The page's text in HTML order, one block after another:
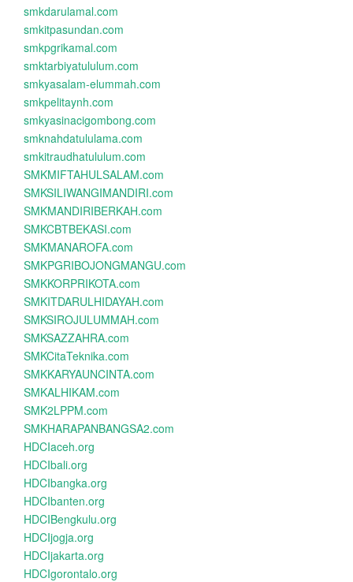
smkdarulamal.com
smkitpasundan.com
smkpgrikamal.com
smktarbiyatululum.com
smkyasalam-elummah.com
smkpelitaynh.com
smkyasinacigombong.com
smknahdatululama.com
smkitraudhatululum.com
SMKMIFTAHULSALAM.com
SMKSILIWANGIMANDIRI.com
SMKMANDIRIBERKAH.com
SMKCBTBEKASI.com
SMKMANAROFA.com
SMKPGRIBOJONGMANGU.com
SMKKORPRIKOTA.com
SMKITDARULHIDAYAH.com
SMKSIROJULUMMAH.com
SMKSAZZAHRA.com
SMKCitaTeknika.com
SMKKARYAUNCINTA.com
SMKALHIKAM.com
SMK2LPPM.com
SMKHARAPANBANGSA2.com
HDCIaceh.org
HDCIbali.org
HDCIbangka.org
HDCIbanten.org
HDCIBengkulu.org
HDCIjogja.org
HDCIjakarta.org
HDCIgorontalo.org